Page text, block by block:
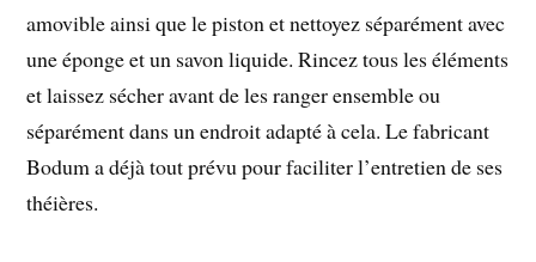
amovible ainsi que le piston et nettoyez séparément avec
une éponge et un savon liquide. Rincez tous les éléments
et laissez sécher avant de les ranger ensemble ou
séparément dans un endroit adapté à cela. Le fabricant
Bodum a déjà tout prévu pour faciliter l’entretien de ses
théières.